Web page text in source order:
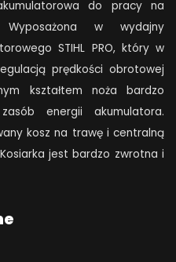
do pracy na
Wyposażona w wydajny
STIHL PRO, który w
prędkości obrotowej
kształtem noża bardzo
energii akumulatora.
kosz na trawę i centralną
jest bardzo zwrotna i